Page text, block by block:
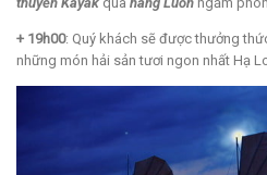
+ 19h00: Quý khách sẽ được thưởng
những món hải sản tươi ngon nhất Hạ